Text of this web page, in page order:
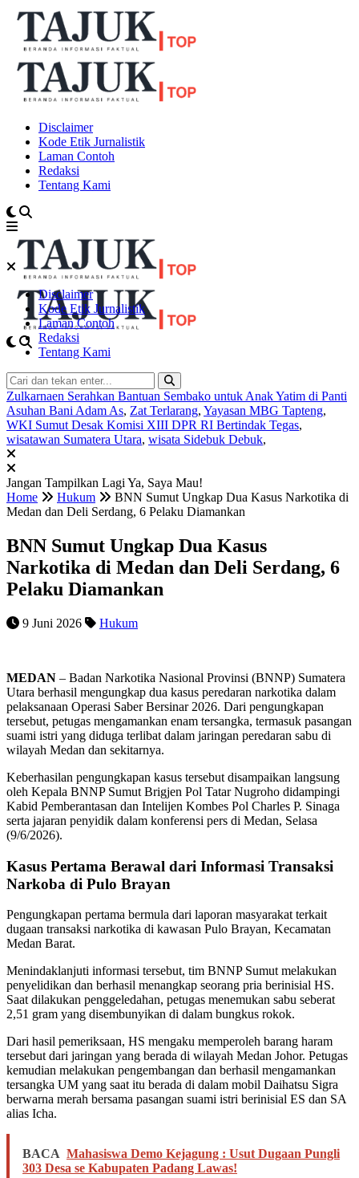
Disclaimer
Kode Etik Jurnalistik
Laman Contoh
Redaksi
Tentang Kami
Disclaimer
Kode Etik Jurnalistik
Laman Contoh
Redaksi
Tentang Kami
Zulkarnaen Serahkan Bantuan Sembako untuk Anak Yatim di Panti
Asuhan Bani Adam As, Zat Terlarang, Yayasan MBG Tapteng,
WKI Sumut Desak Komisi XIII DPR RI Bertindak Tegas,
wisatawan Sumatera Utara, wisata Sidebuk Debuk,
Jangan Tampilkan Lagi Ya, Saya Mau!
Home
Hukum
BNN Sumut Ungkap Dua Kasus Narkotika di
Medan dan Deli Serdang, 6 Pelaku Diamankan
BNN Sumut Ungkap Dua Kasus
Narkotika di Medan dan Deli Serdang, 6
Pelaku Diamankan
9 Juni 2026 Hukum
MEDAN – Badan Narkotika Nasional Provinsi (BNNP) Sumatera
Utara berhasil mengungkap dua kasus peredaran narkotika dalam
pelaksanaan Operasi Saber Bersinar 2026. Dari pengungkapan
tersebut, petugas mengamankan enam tersangka, termasuk pasangan
suami istri yang diduga terlibat dalam jaringan peredaran sabu di
wilayah Medan dan sekitarnya.
Keberhasilan pengungkapan kasus tersebut disampaikan langsung
oleh Kepala BNNP Sumut Brigjen Pol Tatar Nugroho didampingi
Kabid Pemberantasan dan Intelijen Kombes Pol Charles P. Sinaga
serta jajaran penyidik dalam konferensi pers di Medan, Selasa
(9/6/2026).
Kasus Pertama Berawal dari Informasi Transaksi
Narkoba di Pulo Brayan
Pengungkapan pertama bermula dari laporan masyarakat terkait
dugaan transaksi narkotika di kawasan Pulo Brayan, Kecamatan
Medan Barat.
Menindaklanjuti informasi tersebut, tim BNNP Sumut melakukan
penyelidikan dan berhasil menangkap seorang pria berinisial HS.
Saat dilakukan penggeledahan, petugas menemukan sabu seberat
2,51 gram yang disembunyikan di dalam bungkus rokok.
Dari hasil pemeriksaan, HS mengaku memperoleh barang haram
tersebut dari jaringan yang berada di wilayah Medan Johor. Petugas
kemudian melakukan pengembangan dan berhasil mengamankan
tersangka UM yang saat itu berada di dalam mobil Daihatsu Sigra
berwarna merah bersama pasangan suami istri berinisial ES dan SA
alias Icha.
BACA Mahasiswa Demo Kejagung : Usut Dugaan Pungli
303 Desa se Kabupaten Padang Lawas!